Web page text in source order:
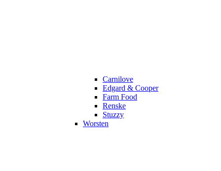
Carnilove
Edgard & Cooper
Farm Food
Renske
Stuzzy
Worsten